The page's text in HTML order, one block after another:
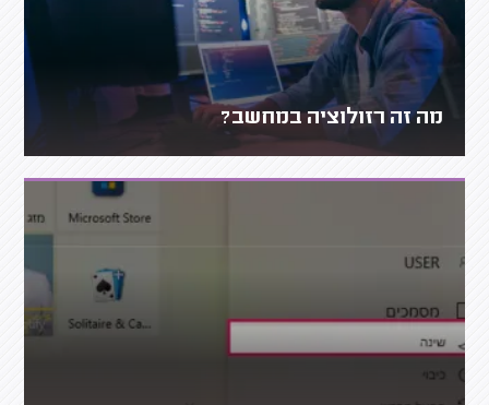
מה זה רזולוציה במחשב?